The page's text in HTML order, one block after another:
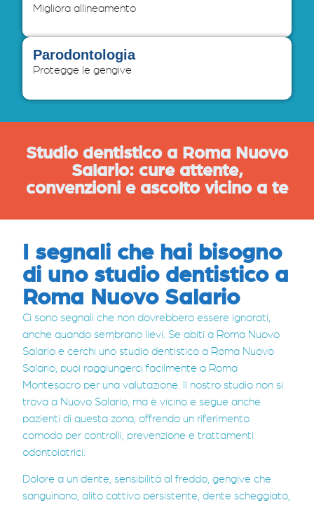
Migliora allineamento
Parodontologia
Protegge le gengive
Studio dentistico a Roma Nuovo
Salario: cure attente,
convenzioni e ascolto vicino a te
I segnali che hai bisogno
di uno studio dentistico a
Roma Nuovo Salario
Ci sono segnali che non dovrebbero essere ignorati,
anche quando sembrano lievi. Se abiti a Roma Nuovo
Salario e cerchi uno studio dentistico a Roma Nuovo
Salario, puoi raggiungerci facilmente a Roma
Montesacro per una valutazione. Il nostro studio non si
trova a Nuovo Salario, ma è vicino e segue anche
pazienti di questa zona, offrendo un riferimento
comodo per controlli, prevenzione e trattamenti
odontoiatrici.
Dolore a un dente, sensibilità al freddo, gengive che
sanguinano, alito cattivo persistente, dente scheggiato,